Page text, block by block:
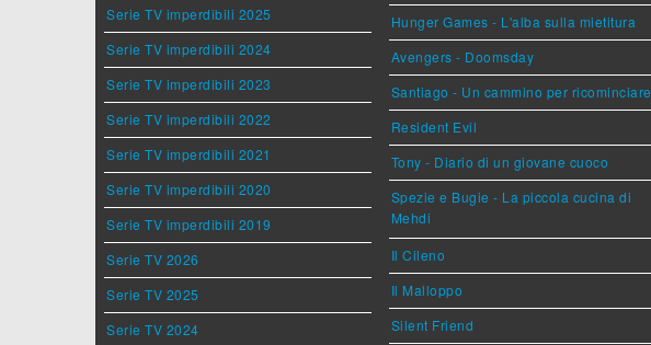
Serie TV imperdibili 2025
Serie TV imperdibili 2024
Serie TV imperdibili 2023
Serie TV imperdibili 2022
Serie TV imperdibili 2021
Serie TV imperdibili 2020
Serie TV imperdibili 2019
Serie TV 2026
Serie TV 2025
Serie TV 2024
Hunger Games - L'alba sulla mietitura
Avengers - Doomsday
Santiago - Un cammino per ricominciare
Resident Evil
Tony - Diario di un giovane cuoco
Spezie e Bugie - La piccola cucina di
Mehdi
Il Cileno
Il Malloppo
Silent Friend